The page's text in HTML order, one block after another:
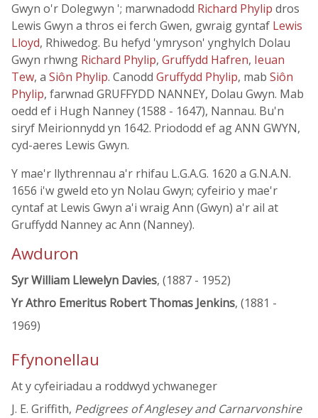
Gwyn o'r Dolegwyn '; marwnadodd Richard Phylip dros
Lewis Gwyn a thros ei ferch Gwen, gwraig gyntaf Lewis
Lloyd, Rhiwedog. Bu hefyd 'ymryson' ynghylch Dolau
Gwyn rhwng Richard Phylip, Gruffydd Hafren, Ieuan
Tew, a Siôn Phylip. Canodd Gruffydd Phylip, mab Siôn
Phylip, farwnad GRUFFYDD NANNEY, Dolau Gwyn. Mab
oedd ef i Hugh Nanney (1588 - 1647), Nannau. Bu'n
siryf Meirionnydd yn 1642. Priododd ef ag ANN GWYN,
cyd-aeres Lewis Gwyn.
Y mae'r llythrennau a'r rhifau L.G.A.G. 1620 a G.N.A.N.
1656 i'w gweld eto yn Nolau Gwyn; cyfeirio y mae'r
cyntaf at Lewis Gwyn a'i wraig Ann (Gwyn) a'r ail at
Gruffydd Nanney ac Ann (Nanney).
Awduron
Syr William Llewelyn Davies, (1887 - 1952)
Yr Athro Emeritus Robert Thomas Jenkins, (1881 -
1969)
Ffynonellau
At y cyfeiriadau a roddwyd ychwaneger
J. E. Griffith, Pedigrees of Anglesey and Carnarvonshire